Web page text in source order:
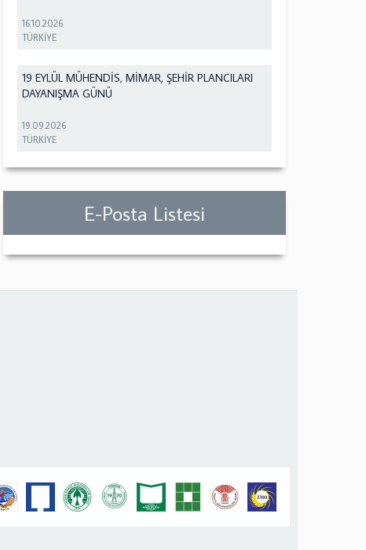
16.10.2026
TÜRKİYE
19 EYLÜL MÜHENDİS, MİMAR, ŞEHİR PLANCILARI
DAYANIŞMA GÜNÜ
19.09.2026
TÜRKİYE
E-Posta Listesi